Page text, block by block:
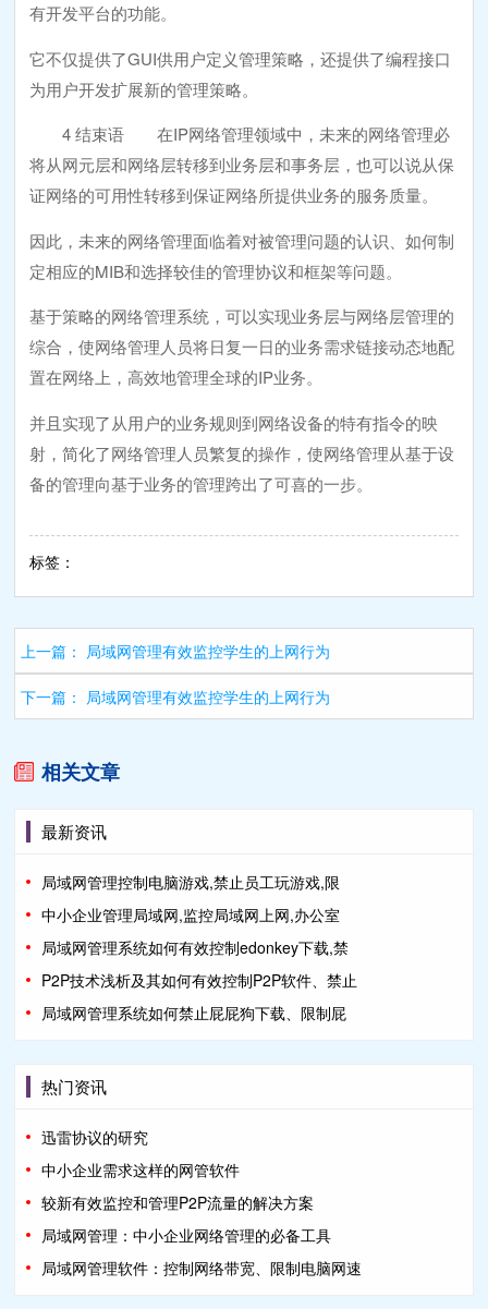
有开发平台的功能。
它不仅提供了GUI供用户定义管理策略，还提供了编程接口
为用户开发扩展新的管理策略。
4 结束语 在IP网络管理领域中，未来的网络管理必
将从网元层和网络层转移到业务层和事务层，也可以说从保
证网络的可用性转移到保证网络所提供业务的服务质量。
因此，未来的网络管理面临着对被管理问题的认识、如何制
定相应的MIB和选择较佳的管理协议和框架等问题。
基于策略的网络管理系统，可以实现业务层与网络层管理的
综合，使网络管理人员将日复一日的业务需求链接动态地配
置在网络上，高效地管理全球的IP业务。
并且实现了从用户的业务规则到网络设备的特有指令的映
射，简化了网络管理人员繁复的操作，使网络管理从基于设
备的管理向基于业务的管理跨出了可喜的一步。
标签：
上一篇： 局域网管理有效监控学生的上网行为
下一篇： 局域网管理有效监控学生的上网行为
相关文章
最新资讯
局域网管理控制电脑游戏,禁止员工玩游戏,限
中小企业管理局域网,监控局域网上网,办公室
局域网管理系统如何有效控制edonkey下载,禁
P2P技术浅析及其如何有效控制P2P软件、禁止
局域网管理系统如何禁止屁屁狗下载、限制屁
热门资讯
迅雷协议的研究
中小企业需求这样的网管软件
较新有效监控和管理P2P流量的解决方案
局域网管理：中小企业网络管理的必备工具
局域网管理软件：控制网络带宽、限制电脑网速